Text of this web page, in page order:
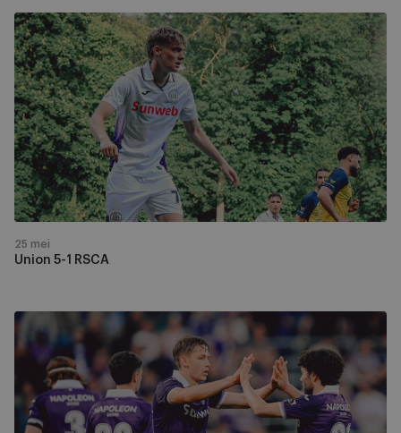
Union
5-
1
RSCA
Union 5-1 RSCA
25 mei
RSCA
STVV